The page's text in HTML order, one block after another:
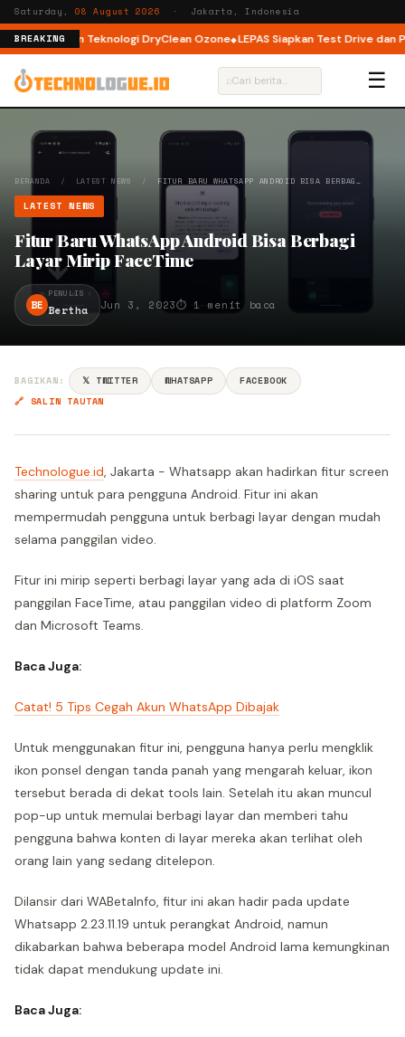
Saturday,08 August 2026 · Jakarta, Indonesia
BREAKING
dengan Teknologi DryClean Ozone LEPAS Siapkan Test Drive dan
⌕ ☰
BERANDA / LATEST NEWS / FITUR BARU WHATSAPP ANDROID BISA BERBAG…
LATEST NEWS
Fitur Baru WhatsApp Android Bisa Berbagi
Layar Mirip FaceTime
BE
PENULIS
Bertha Jun 3, 2023⏱ 1 menit baca
BAGIKAN: 𝕏 TWITTER WHATSAPP
FACEBOOK
🔗 SALIN TAUTAN
Technologue.id, Jakarta - Whatsapp akan hadirkan fitur screen
sharing untuk para pengguna Android. Fitur ini akan
mempermudah pengguna untuk berbagi layar dengan mudah
selama panggilan video.
Fitur ini mirip seperti berbagi layar yang ada di iOS saat
panggilan FaceTime, atau panggilan video di platform Zoom
dan Microsoft Teams.
Baca Juga:
Catat! 5 Tips Cegah Akun WhatsApp Dibajak
Untuk menggunakan fitur ini, pengguna hanya perlu mengklik
ikon ponsel dengan tanda panah yang mengarah keluar, ikon
tersebut berada di dekat tools lain. Setelah itu akan muncul
pop-up untuk memulai berbagi layar dan memberi tahu
pengguna bahwa konten di layar mereka akan terlihat oleh
orang lain yang sedang ditelepon.
Dilansir dari WABetaInfo, fitur ini akan hadir pada update
Whatsapp 2.23.11.19 untuk perangkat Android, namun
dikabarkan bahwa beberapa model Android lama kemungkinan
tidak dapat mendukung update ini.
Baca Juga: